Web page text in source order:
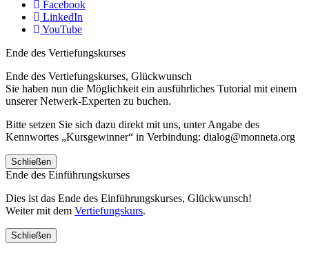
Facebook
LinkedIn
YouTube
Ende des Vertiefungskurses
Ende des Vertiefungskurses, Glückwunsch
Sie haben nun die Möglichkeit ein ausführliches Tutorial mit einem
unserer Netwerk-Experten zu buchen.
Bitte setzen Sie sich dazu direkt mit uns, unter Angabe des
Kennwortes „Kursgewinner“ in Verbindung: dialog@monneta.org
Schließen
Ende des Einführungskurses
Dies ist das Ende des Einführungskurses, Glückwunsch!
Weiter mit dem Vertiefungskurs.
Schließen